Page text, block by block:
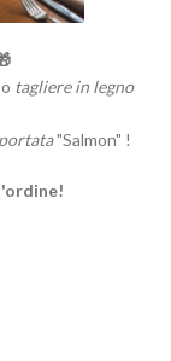
tagliere in legno
"Salmon" !